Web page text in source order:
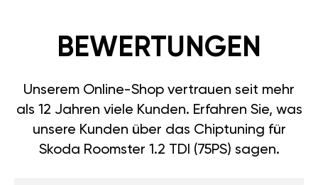
BEWERTUNGEN
Unserem Online-Shop vertrauen seit mehr
als 12 Jahren viele Kunden. Erfahren Sie, was
unsere Kunden über das Chiptuning für
Skoda Roomster 1.2 TDI (75PS) sagen.